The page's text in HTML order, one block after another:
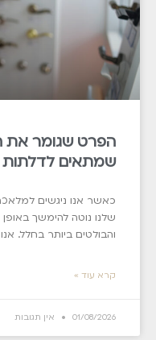
הפרט שגומר את
שמתאים
כאשר אנו ניגשים
שלנו נוטה להימשך
והבולטים ביותר בחלל.
קרא עוד »
01/08/2026 אין תגובות